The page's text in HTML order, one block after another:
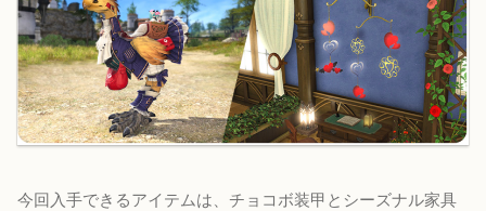
今回入手できるアイテムは、チョコボ装甲とシーズナル家具